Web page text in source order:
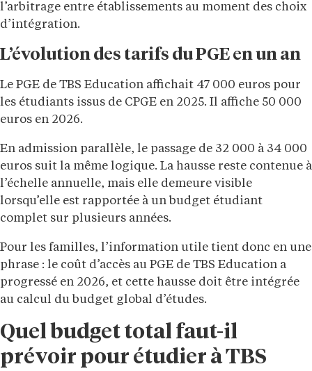
l’arbitrage entre établissements au moment des choix
d’intégration.
L’évolution des tarifs du PGE en un an
Le PGE de TBS Education affichait 47 000 euros pour
les étudiants issus de CPGE en 2025. Il affiche 50 000
euros en 2026.
En admission parallèle, le passage de 32 000 à 34 000
euros suit la même logique. La hausse reste contenue à
l’échelle annuelle, mais elle demeure visible
lorsqu’elle est rapportée à un budget étudiant
complet sur plusieurs années.
Pour les familles, l’information utile tient donc en une
phrase : le coût d’accès au PGE de TBS Education a
progressé en 2026, et cette hausse doit être intégrée
au calcul du budget global d’études.
Quel budget total faut-il
prévoir pour étudier à TBS